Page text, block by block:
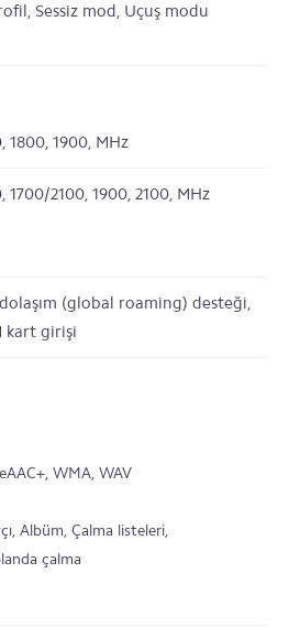
Sessiz mod, Uçuş modu
1800, 1900, MHz
1700/2100, 1900, 2100, MHz
(global roaming) desteği,
kart girişi
WMA, WAV
Albüm, Çalma listeleri,
çalma